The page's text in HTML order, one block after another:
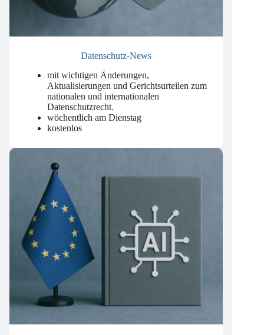
Datenschutz-News
mit wichtigen Änderungen,
Aktualisierungen und Gerichtsurteilen zum
nationalen und internationalen
Datenschutzrecht.
wöchentlich am Dienstag